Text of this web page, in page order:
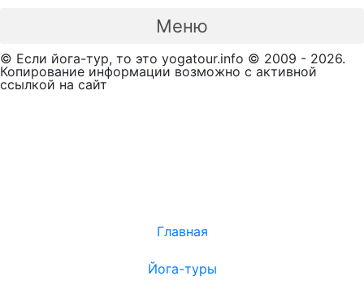
Меню
© Если йога-тур, то это yogatour.info © 2009 - 2026.
Копирование информации возможно с активной
ссылкой на сайт
Главная
Йога-туры